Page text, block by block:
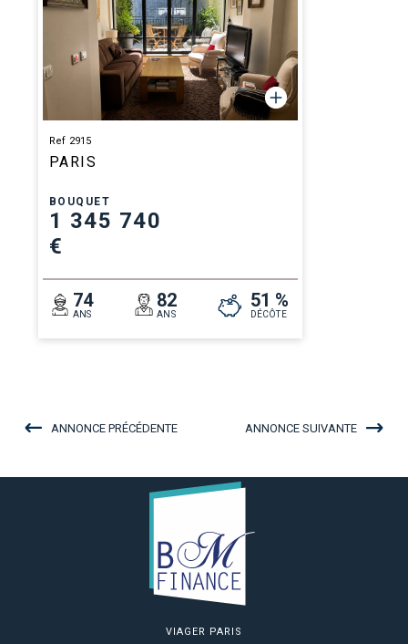
Ref 2915
PARIS
BOUQUET
1 345 740
€
74
ANS
82
ANS
51 %
DÉCÔTE
ANNONCE PRÉCÉDENTE ANNONCE SUIVANTE
VIAGER PARIS